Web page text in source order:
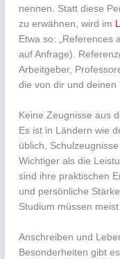
nennen. Statt diese
zu erwähnen, wird im
Etwa so: „References
auf Anfrage).
Arbeitgeber,
die von dir und
Keine Zeugnisse aus
Es ist in Ländern wie
üblich,
Wichtiger als die
sind ihre praktischen
und persönliche
Studium müssen
Anschreiben und
Besonderheiten gibt